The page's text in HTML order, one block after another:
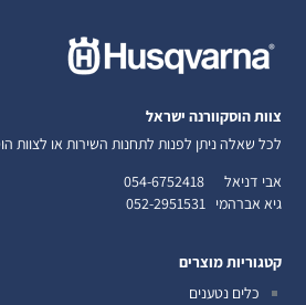
צוות הוסקוורנה ישראל
לכל שאלה ניתן לפנות לתחנות השירות או לצוות
אבי דניאל 054-6752418
גיא אברהמי 052-2951531
קטגוריות מוצרים
כלים נטענים